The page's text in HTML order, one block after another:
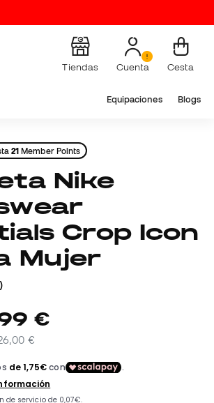
Tiendas Cuenta Cesta
Equipaciones Blogs
21 Member Points
Crop Icon
Mujer
€
€